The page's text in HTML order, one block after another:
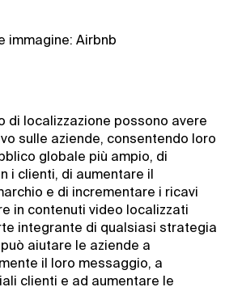
immagine: Airbnb
di localizzazione possono avere
sulle aziende, consentendo loro
globale più ampio, di
i clienti, di aumentare il
e di incrementare i ricavi
in contenuti video localizzati
integrante di qualsiasi strategia
aiutare le aziende a
il loro messaggio, a
clienti e ad aumentare le